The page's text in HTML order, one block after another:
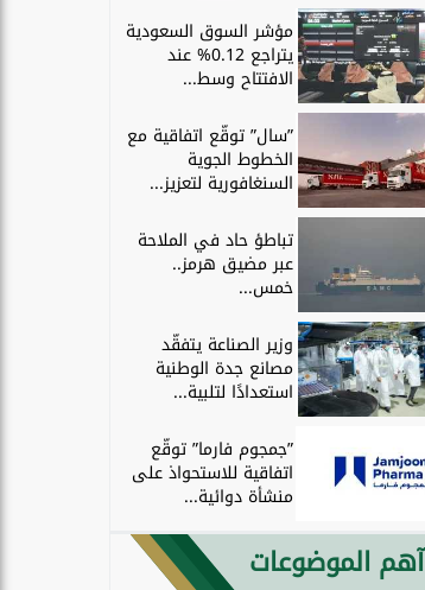
مؤشر السوق السعودية
يتراجع 0.12% عند
الافتتاح وسط...
”سال” توقّع اتفاقية مع
الخطوط الجوية
السنغافورية لتعزيز...
تباطؤ حاد في الملاحة
عبر مضيق هرمز..
خمس...
وزير الصناعة يتفقّد
مصانع جدة الوطنية
استعدادًا لتلبية...
”جمجوم فارما” توقّع
اتفاقية للاستحواذ على
منشأة دوائية...
آهم الموضوعات